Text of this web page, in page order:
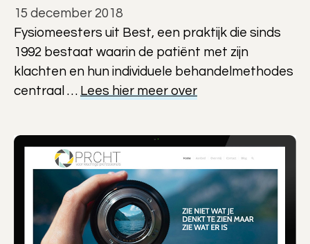
15 december 2018
Fysiomeesters uit Best, een praktijk die sinds
1992 bestaat waarin de patiënt met zijn
klachten en hun individuele behandelmethodes
centraal … Lees hier meer over